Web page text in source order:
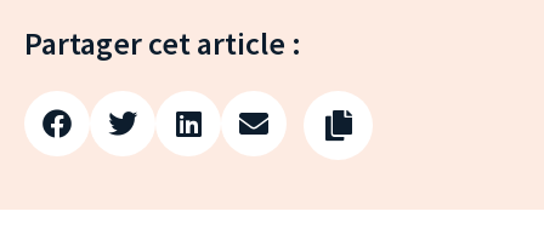
Partager cet article :